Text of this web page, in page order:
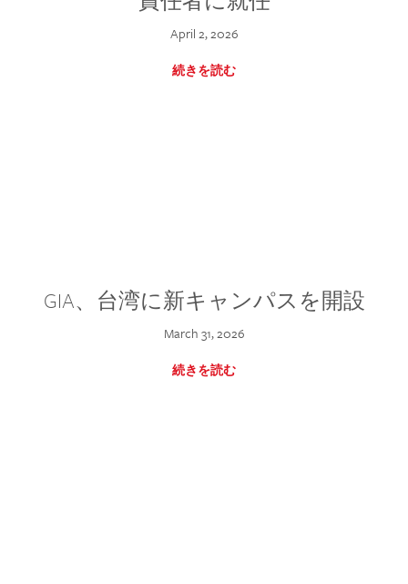
April 2, 2026
続きを読む
GIA、台湾に新キャンパスを開設
March 31, 2026
続きを読む